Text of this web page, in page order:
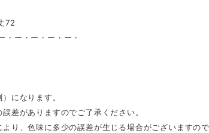
72
・ー・ー・ー・ー・
になります。
差がありますのでご了承ください。
り、色味に多少の誤差が生じる場合がございますので